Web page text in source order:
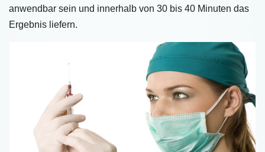
anwendbar sein und innerhalb von 30 bis 40 Minuten das
Ergebnis liefern.